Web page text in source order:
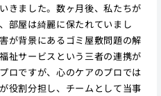
きました。数ヶ月後、私たちが
部屋は綺麗に保たれていまし
が背景にあるゴミ屋敷問題の解
祉サービスという三者の連携が
ロですが、心のケアのプロでは
役割分担し、チームとして当事